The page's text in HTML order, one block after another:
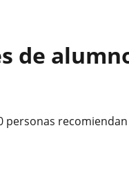
de
personas